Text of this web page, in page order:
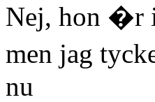
Nej, hon �r
men jag
nu